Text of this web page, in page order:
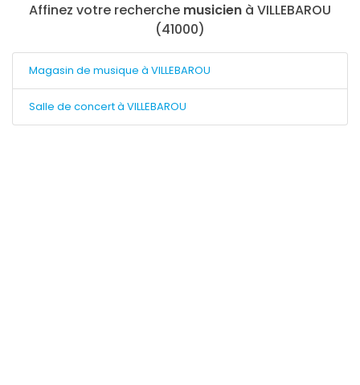
Affinez votre recherche musicien à VILLEBAROU
(41000)
Magasin de musique à VILLEBAROU
Salle de concert à VILLEBAROU